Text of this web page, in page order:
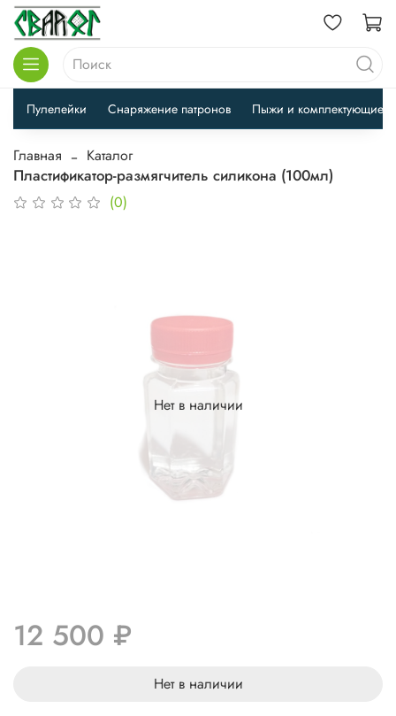
Пулелейки Снаряжение патронов Пыжи и комплектующие
Главная Каталог
Пластификатор-размягчитель силикона (100мл)
(0)
Нет в наличии
12 500 ₽
Нет в наличии